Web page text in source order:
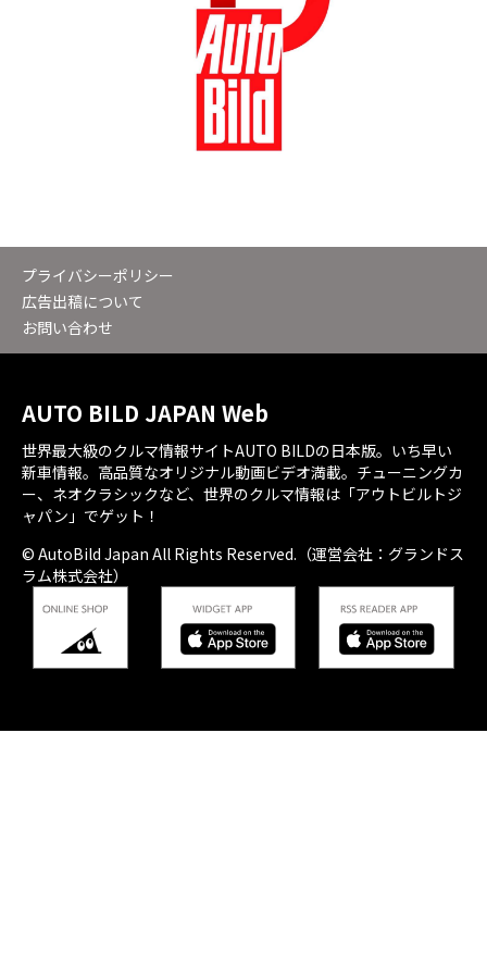
プライバシーポリシー
広告出稿について
お問い合わせ
AUTO BILD JAPAN Web
世界最大級のクルマ情報サイトAUTO BILDの日本版。いち早い
新車情報。高品質なオリジナル動画ビデオ満載。チューニングカ
ー、ネオクラシックなど、世界のクルマ情報は「アウトビルトジ
ャパン」でゲット！
© AutoBild Japan All Rights Reserved.（運営会社：グランドス
ラム株式会社）